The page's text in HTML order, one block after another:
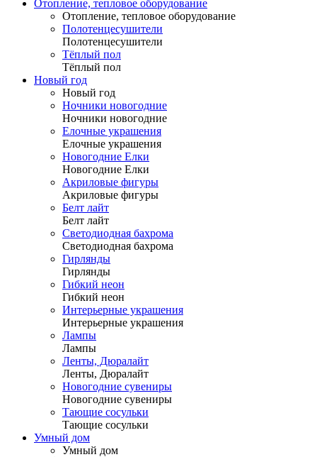
Отопление, тепловое оборудование
Отопление, тепловое оборудование
Полотенцесушители
Полотенцесушители
Тёплый пол
Тёплый пол
Новый год
Новый год
Ночники новогодние
Ночники новогодние
Елочные украшения
Елочные украшения
Новогодние Елки
Новогодние Елки
Акриловые фигуры
Акриловые фигуры
Белт лайт
Белт лайт
Светодиодная бахрома
Светодиодная бахрома
Гирлянды
Гирлянды
Гибкий неон
Гибкий неон
Интерьерные украшения
Интерьерные украшения
Лампы
Лампы
Ленты, Дюралайт
Ленты, Дюралайт
Новогодние сувениры
Новогодние сувениры
Тающие сосульки
Тающие сосульки
Умный дом
Умный дом